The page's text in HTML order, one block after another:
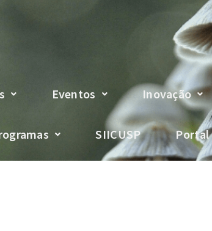
Eventos Inovação
SIICUSP Portal